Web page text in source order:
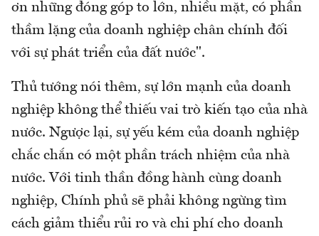
ơn những đóng góp to lớn, nhiều mặt, có phần
thầm lặng của doanh nghiệp chân chính đối
với sự phát triển của đất nước".
Thủ tướng nói thêm, sự lớn mạnh của doanh
nghiệp không thể thiếu vai trò kiến tạo của nhà
nước. Ngược lại, sự yếu kém của doanh nghiệp
chắc chắn có một phần trách nhiệm của nhà
nước. Với tinh thần đồng hành cùng doanh
nghiệp, Chính phủ sẽ phải không ngừng tìm
cách giảm thiểu rủi ro và chi phí cho doanh